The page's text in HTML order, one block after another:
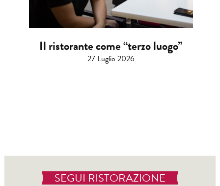
Il ristorante come “terzo luogo”
27 Luglio 2026
SEGUI RISTORAZIONE